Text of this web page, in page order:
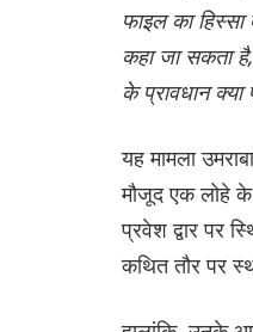
फाइल का हिस्सा
कहा जा सकता
के प्रावधान
यह मामला
मौजूद एक लोहे के
प्रवेश द्वार पर
कथित तौर पर